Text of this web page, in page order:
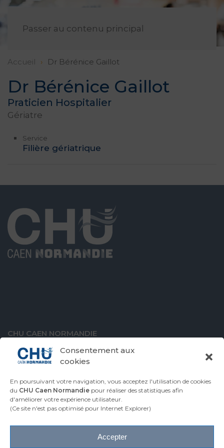
Consentement aux
cookies
En poursuivant votre navigation, vous acceptez l'utilisation de cookies
du CHU Caen Normandie pour réaliser des statistiques afin
d'améliorer votre expérience utilisateur.
(Ce site n'est pas optimisé pour Internet Explorer)
Accepter
Passer au contenu principal
Accueil Dr Bérénice Gaillot
Dr Bérénice Gaillot
Praticien Hospitalier
Gériatre
Service
Filière gériatrique
CHU CAEN NORMANDIE
14000 Caen
VENIR AU CHU
ESPACE PRESSE